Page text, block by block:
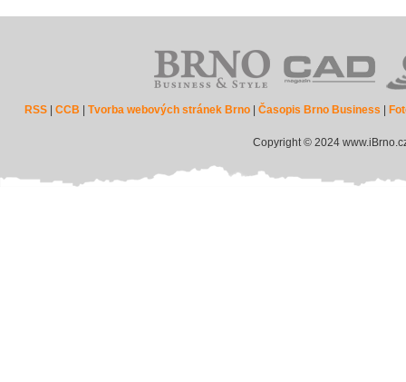
RSS |CCB |Tvorba webových stránek Brno |Časopis Brno Business
Copyright © 2024